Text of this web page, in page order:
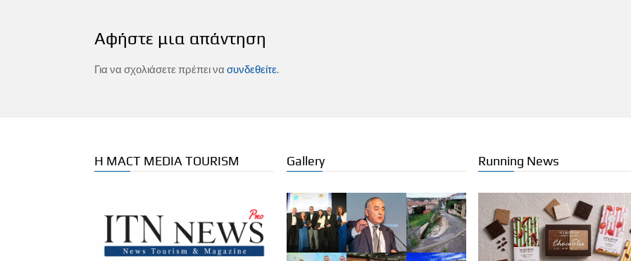
Αφήστε μια απάντηση
Για να σχολιάσετε πρέπει νασυνδεθείτε.
Η MACT MEDIA TOURISM Gallery Running News